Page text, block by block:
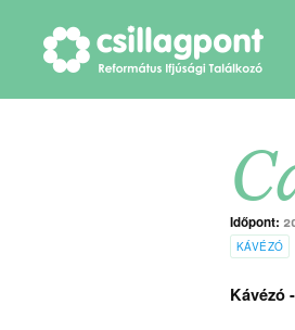
Időpont:
KÁVÉZÓ
Kávézó